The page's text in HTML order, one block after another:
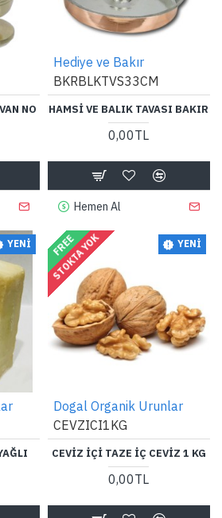
NO
Hediye ve Bakır
BKRBLKTVS33CM
HAMSI VE BALIK TAVASI BAKIR
0,00TL
Hemen Al
YENI YENI
FREE
STOKTA YOK
Dogal Organik Urunlar
CEVZICI1KG
CEVIZ IÇI TAZE IÇ CEVIZ 1 KG
0,00TL